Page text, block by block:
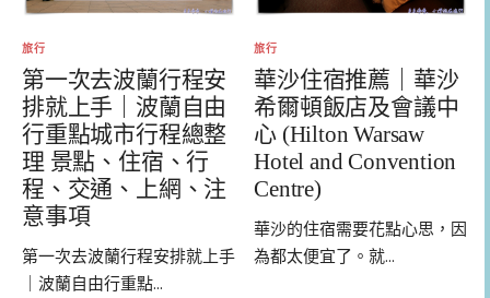
旅行
第一次去波蘭行程安
排就上手｜波蘭自由
行重點城市行程總整
理 景點、住宿、行
程、交通、上網、注
意事項
第一次去波蘭行程安排就上手
｜波蘭自由行重點...
旅行
華沙住宿推薦｜華沙
希爾頓飯店及會議中
心 (Hilton Warsaw
Hotel and Convention
Centre)
華沙的住宿需要花點心思，因
為都太便宜了。就...